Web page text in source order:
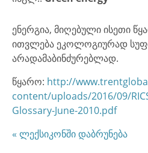
ენერგია, მიღებული ისეთი
ითვლება ეკოლოგიურად
არადამაბინძურებლად.
წყარო: http://
content/uploads/2016/09/
Glossary-June-2010.pdf
« ლექსიკონში დაბრუნება